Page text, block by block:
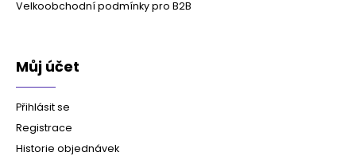
Velkoobchodní podmínky pro B2B
Můj účet
Přihlásit se
Registrace
Historie objednávek